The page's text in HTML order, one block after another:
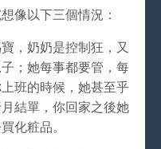
像以下三個情況：
，奶奶是控制狂，又
；她每事都要管，每
班的時候，她甚至乎
結單，你回家之後她
化粧品。